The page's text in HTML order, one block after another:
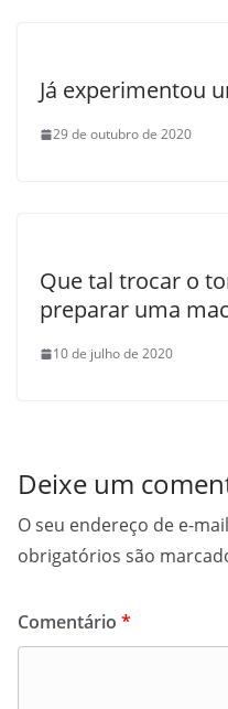
Já experimentou
29 de outubro de 2020
Que tal trocar o
preparar uma
10 de julho de 2020
Deixe um
O seu endereço de e-
obrigatórios são
Comentário *